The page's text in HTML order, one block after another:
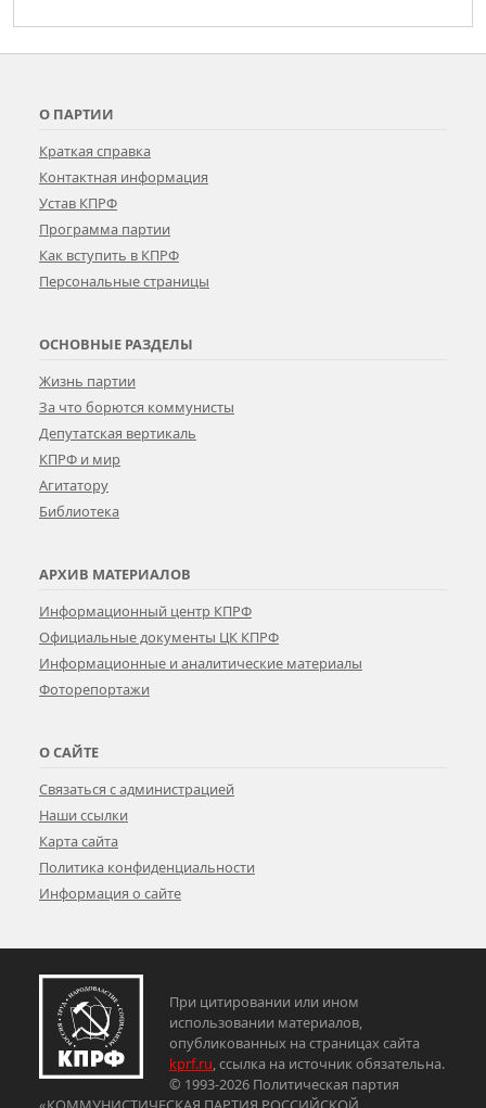
О ПАРТИИ
Краткая справка
Контактная информация
Устав КПРФ
Программа партии
Как вступить в КПРФ
Персональные страницы
ОСНОВНЫЕ РАЗДЕЛЫ
Жизнь партии
За что борются коммунисты
Депутатская вертикаль
КПРФ и мир
Агитатору
Библиотека
АРХИВ МАТЕРИАЛОВ
Информационный центр КПРФ
Официальные документы ЦК КПРФ
Информационные и аналитические материалы
Фоторепортажи
О САЙТЕ
Связаться с администрацией
Наши ссылки
Карта сайта
Политика конфиденциальности
Информация о сайте
При цитировании или ином
использовании материалов,
опубликованных на страницах сайта
kprf.ru, ссылка на источник обязательна.
© 1993-2026 Политическая партия